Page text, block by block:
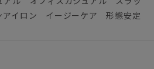
イロン イージーケア 形態安定